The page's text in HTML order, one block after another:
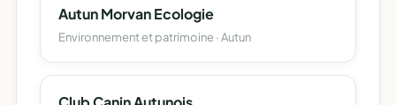
Autun Morvan Ecologie
Environnement et patrimoine · Autun